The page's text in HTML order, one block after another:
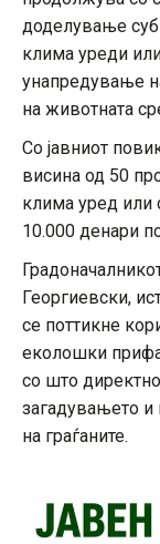
доделување
клима уреди
унапредување
на животната
Со јавниот
висина од 50
клима уред или
10.000 денари
Георгиевски,
се поттикне
еколошки
со што
загадувањето
на граѓаните.